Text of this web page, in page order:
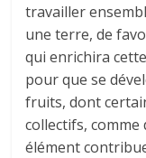
travailler
une terre, de
qui enrichira
pour que se
fruits, dont
collectifs,
élément